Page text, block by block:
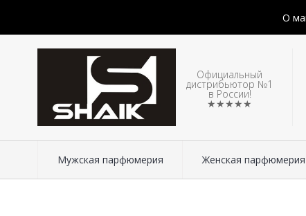
О
Официальный
дистрибьютор №1
в России!
★★★★★
Мужская парфюмерия Женская парфюмерия